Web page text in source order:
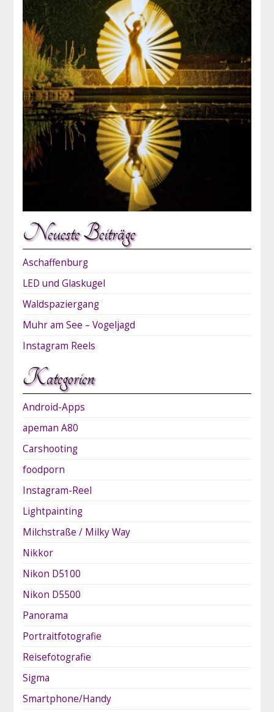
Neueste Beiträge
Aschaffenburg
LED und Glaskugel
Waldspaziergang
Muhr am See – Vogeljagd
Instagram Reels
Kategorien
Android-Apps
apeman A80
Carshooting
foodporn
Instagram-Reel
Lightpainting
Milchstraße / Milky Way
Nikkor
Nikon D5100
Nikon D5500
Panorama
Portraitfotografie
Reisefotografie
Sigma
Smartphone/Handy